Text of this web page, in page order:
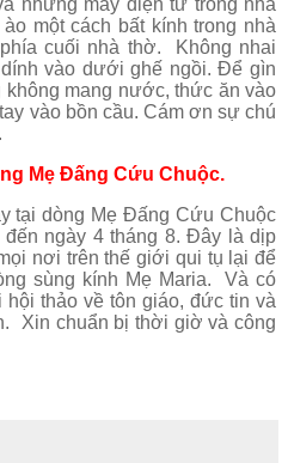
những máy điện tử trong nhà
một cách bất kính trong nhà
cuối nhà thờ. Không nhai
vào dưới ghế ngồi. Để gìn
mang nước, thức ăn vào
vào bồn cầu. Cám ơn sự chú
Mẹ Đấng Cứu Chuộc.
tại dòng Mẹ Đấng Cứu Chuộc
ngày 4 tháng 8. Đây là dịp
nơi trên thế giới qui tụ lại để
sùng kính Mẹ Maria. Và có
thảo về tôn giáo, đức tin và
Xin chuẩn bị thời giờ và công